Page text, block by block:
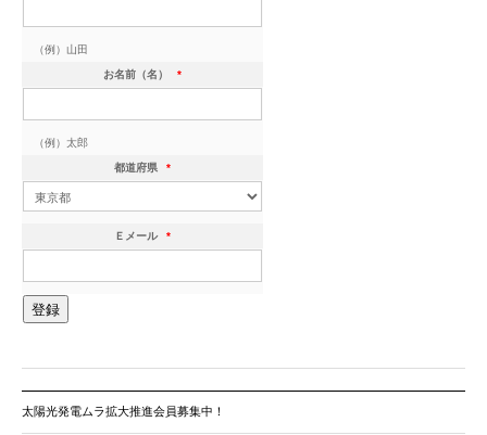
（例）山田
お名前（名） *
（例）太郎
都道府県 *
Ｅメール *
太陽光発電ムラ拡大推進会員募集中！